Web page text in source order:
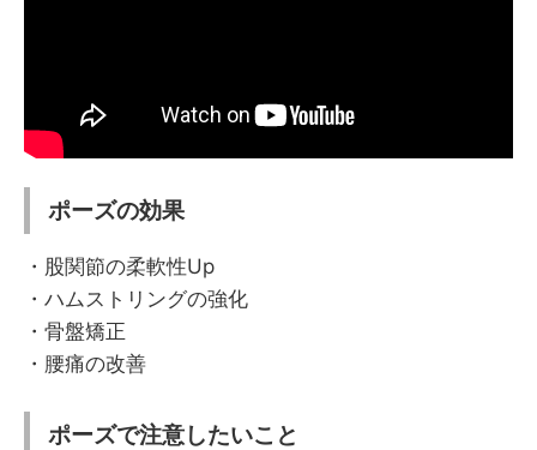
ポーズの効果
・股関節の柔軟性Up
・ハムストリングの強化
・骨盤矯正
・腰痛の改善
ポーズで注意したいこと